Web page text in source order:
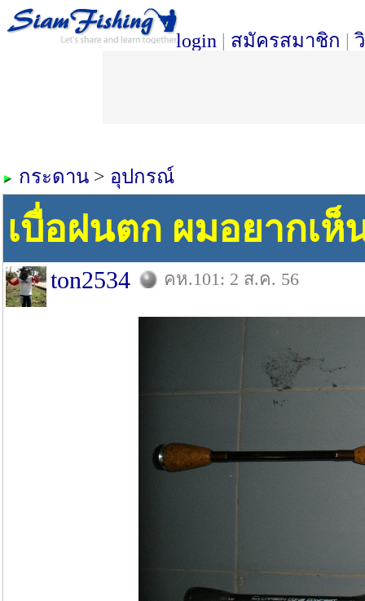
login | สมัครสมาชิก |
กระดาน > อุปกรณ์
เบื่อฝนตก ผมอยากเ
ton2534 คห.101: 2 ส.ค. 56